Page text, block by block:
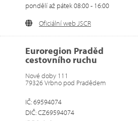
pondělí až pátek 08:00 - 16:00
Oficiální web JSCR
Euroregion Praděd
cestovního ruchu
Nové doby 111
79326 Vrbno pod Pradědem
IČ: 69594074
DIČ: CZ69594074